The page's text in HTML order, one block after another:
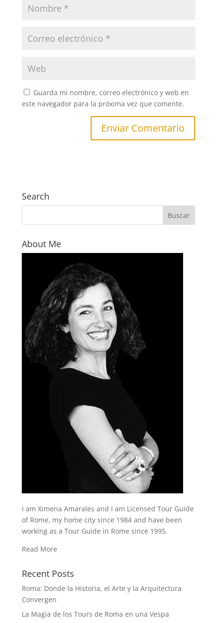
Guarda mi nombre, correo electrónico y web en
este navegador para la próxima vez que comente.
Search
About Me
I am Ximena Amarales and I am Licensed Tour Guide
of Rome, my home city since 1984 and have been
working as a Tour Guide in Rome since 1995.
Read More
Recent Posts
Roma: Donde la Historia, el Arte y la Arquitectura
Convergen
La Magia de los Tours de Roma en una Vespa